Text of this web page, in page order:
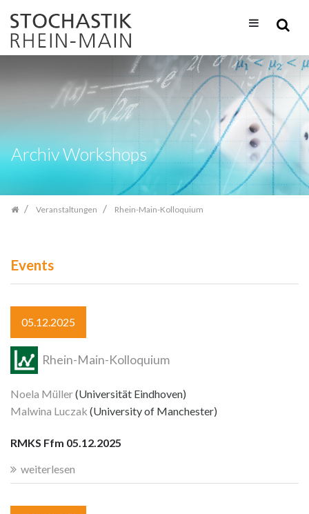
Inhalt
springen
Archiv Workshops
Veranstaltungen Rhein-Main-Kolloquium
Events
05.12.2025
Rhein-Main-Kolloquium
Noela Müller(Universität Eindhoven)
Malwina Luczak (University of Manchester)
RMKS Ffm 05.12.2025
weiterlesen